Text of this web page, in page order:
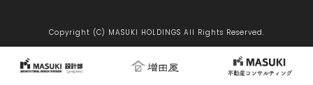
Copyright (C) MASUKI HOLDINGS All Rights Reserved.